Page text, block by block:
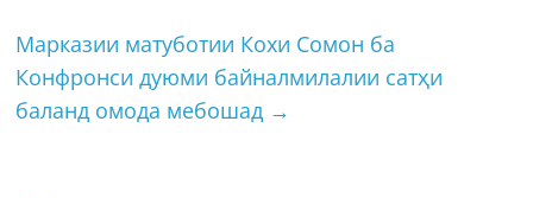
Марказии матуботии Кохи Сомон ба
Конфронси дуюми байналмилалии сатҳи
баланд омода мебошад →